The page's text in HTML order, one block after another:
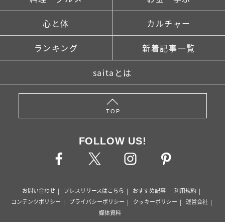
心と体 カルチャー
ランキング 新着記事一覧
saitaとは
TOP
FOLLOW US!
お問い合わせ プレスリリースはこちら おすすめ記事
利用規約
コンテンツポリシー
プライバシーポリシー クッキーポリシー
運営会社
媒体資料